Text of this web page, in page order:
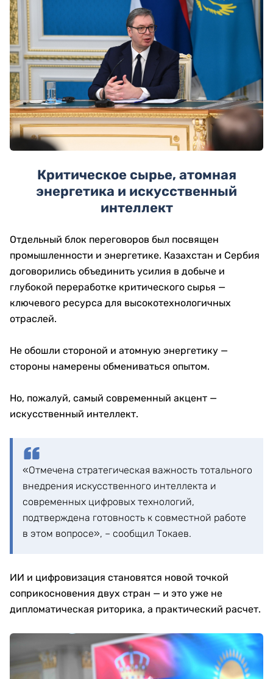
Критическое сырье, атомная
энергетика и искусственный
интеллект
Отдельный блок переговоров был посвящен
промышленности и энергетике. Казахстан и Сербия
договорились объединить усилия в добыче и
глубокой переработке критического сырья —
ключевого ресурса для высокотехнологичных
отраслей.
Не обошли стороной и атомную энергетику —
стороны намерены обмениваться опытом.
Но, пожалуй, самый современный акцент —
искусственный интеллект.
«Отмечена стратегическая важность тотального
внедрения искусственного интеллекта и
современных цифровых технологий,
подтверждена готовность к совместной работе
в этом вопросе», – сообщил Токаев.
ИИ и цифровизация становятся новой точкой
соприкосновения двух стран — и это уже не
дипломатическая риторика, а практический расчет.